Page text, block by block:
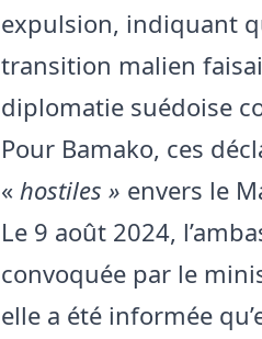
expulsion, indiquant
transition malien
diplomatie suédoise
Pour Bamako, ces
« hostiles » envers le
Le 9 août 2024,
convoquée par le
elle a été informée